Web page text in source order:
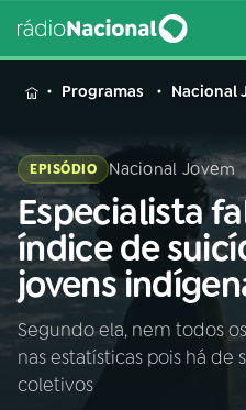
MENU
Buscar
na
Rádio
Nacional
AO
Programas Nacional
EPISÓDIO Nacional Jovem
Especialista
índice de
jovens
Segundo ela, nem todos
nas estatísticas pois há de
coletivos